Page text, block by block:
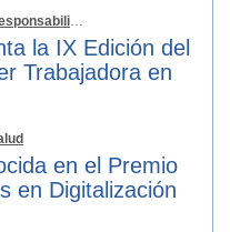
Social
la IX Edición del
Trabajadora en
en el Premio
en Digitalización